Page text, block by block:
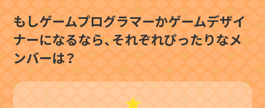
もしゲームプログラマーかゲームデザイ
ナーになるなら、それぞれぴったりなメ
ンバーは？